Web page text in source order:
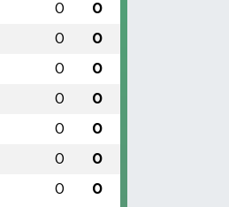
0 0
0 0
0 0
0 0
0 0
0 0
0 0